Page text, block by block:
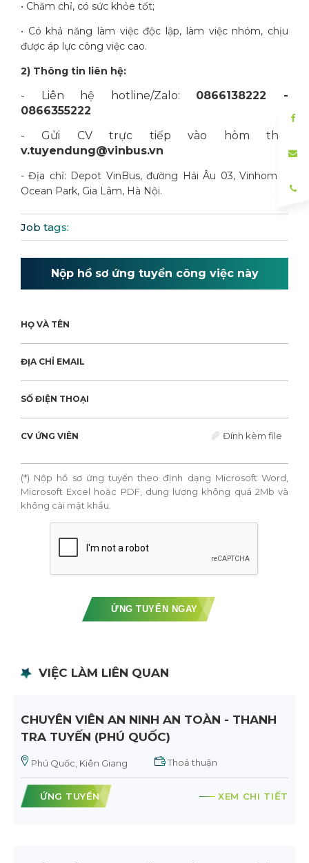
• Chăm chỉ, có sức khỏe tốt;
• Có khả năng làm việc độc lập, làm việc nhóm, chịu
được áp lực công việc cao.
2) Thông tin liên hệ:
- Liên hệ hotline/Zalo: 0866138222 -
0866355222
- Gửi CV trực tiếp vào hòm thư:
v.tuyendung@vinbus.vn
- Địa chỉ: Depot VinBus, đường Hải Âu 03, Vinhomes
Ocean Park, Gia Lâm, Hà Nội.
Job tags:
Nộp hồ sơ ứng tuyển công việc này
HỌ VÀ TÊN
ĐỊA CHỈ EMAIL
SỐ ĐIỆN THOẠI
CV ỨNG VIÊN Đính kèm file
(*) Nộp hồ sơ ứng tuyển theo định dạng Microsoft Word,
Microsoft Excel hoặc PDF, dung lượng không quá 2Mb và
không cài mật khẩu.
ỨNG TUYỂN NGAY
VIỆC LÀM LIÊN QUAN
CHUYÊN VIÊN AN NINH AN TOÀN - THANH
TRA TUYẾN (PHÚ QUỐC)
Phú Quốc, Kiên Giang Thoả thuận
ỨNG TUYỂN XEM CHI TIẾT